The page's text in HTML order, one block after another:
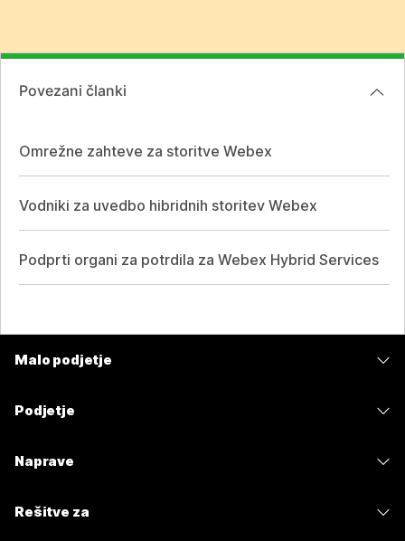
Povezani članki
Omrežne zahteve za storitve Webex
Vodniki za uvedbo hibridnih storitev Webex
Podprti organi za potrdila za Webex Hybrid Services
Malo podjetje
Podjetje
Naprave
Rešitve za